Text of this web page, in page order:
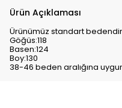
Ürün Açıklaması
Ürünümüz standart
Göğüs:118
Basen:124
Boy:130
38-46 beden aralığına